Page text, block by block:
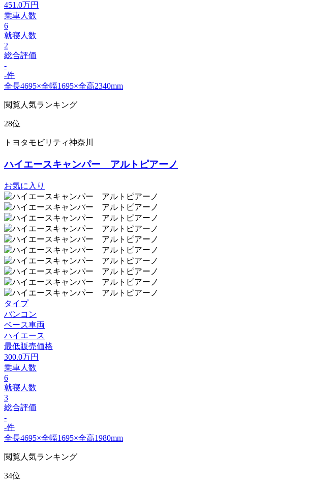
451.0万円
乗車人数
6
就寝人数
2
総合評価
-
-件
全長4695×全幅1695×全高2340mm
閲覧人気ランキング
28位
トヨタモビリティ神奈川
ハイエースキャンパー アルトピアーノ
お気に入り
タイプ
バンコン
ベース車両
ハイエース
最低販売価格
300.0万円
乗車人数
6
就寝人数
3
総合評価
-
-件
全長4695×全幅1695×全高1980mm
閲覧人気ランキング
34位